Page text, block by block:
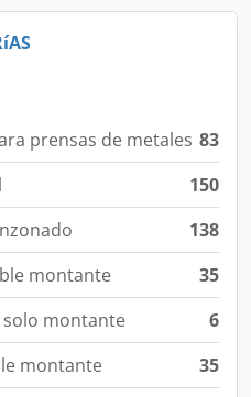
prensas de metales 83
150
138
montante
35
solo montante
6
montante
35